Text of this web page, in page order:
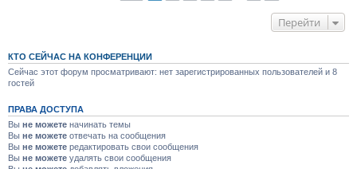
Перейти
КТО СЕЙЧАС НА КОНФЕРЕНЦИИ
Сейчас этот форум просматривают: нет зарегистрированных пользователей и 8
гостей
ПРАВА ДОСТУПА
Вы не можете начинать темы
Вы не можете отвечать на сообщения
Вы не можете редактировать свои сообщения
Вы не можете удалять свои сообщения